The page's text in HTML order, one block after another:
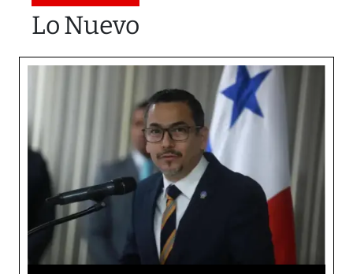
Lo Nuevo